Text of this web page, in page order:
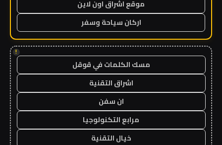
موقع اشراق اون لاين
اركان سياحة وسفر
!
مسك الكلمات في قوقل
اشراق التقنية
ان سفن
مرابع التكنولوجيا
خيال التقنية